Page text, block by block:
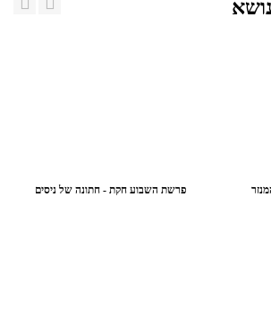
פרשת השבוע חקת - חתונה של ניסים